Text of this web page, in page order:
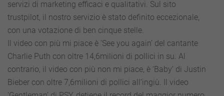
servizi di marketing efficaci e qualitativi. Sul sito
trustpilot, il nostro servizio è stato definito eccezionale,
con una votazione di ben cinque stelle.
Il video con più mi piace è ‘See you again’ del cantante
Charlie Puth con oltre 14,6milioni di pollici in su. Al
contrario, il video con più non mi piace, è ‘Baby’ di Justin
Bieber con oltre 7,6milioni di pollici all’ingiù. Il video